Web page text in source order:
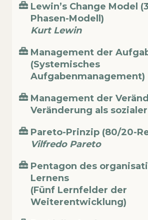
Lewin’s Change Model
Phasen-Modell)
Kurt Lewin
Management der
(Systemisches
Aufgabenmanagement)
Management der
Veränderung als
Pareto-Prinzip (80/20-
Vilfredo Pareto
Pentagon des
Lernens
(Fünf Lernfelder der
Weiterentwicklung)